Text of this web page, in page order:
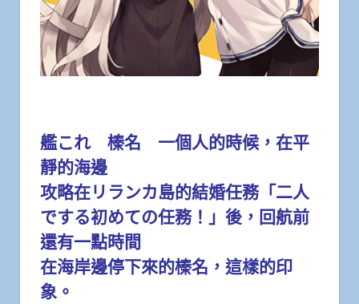
艦これ 榛名 一個人的時候，在平
靜的海邊
攻略在リランカ島的結婚任務「二人
でする初めての任務！」後，回航前
還有一點時間
在海岸邊停下來的榛名，這樣的印
象。